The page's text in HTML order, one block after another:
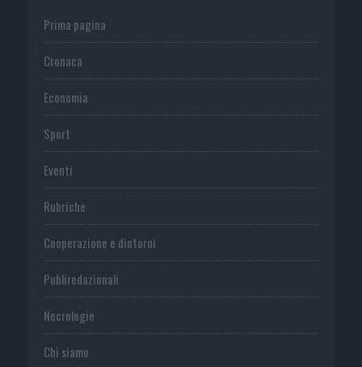
Prima pagina
Cronaca
Economia
Sport
Eventi
Rubriche
Cooperazione e dintorni
Publiredazionali
Necrologie
Chi siamo